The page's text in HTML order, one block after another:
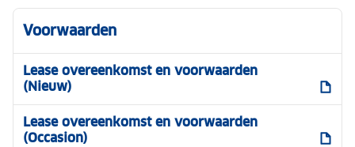
Voorwaarden
Lease overeenkomst en voorwaarden
(Nieuw)
Lease overeenkomst en voorwaarden
(Occasion)